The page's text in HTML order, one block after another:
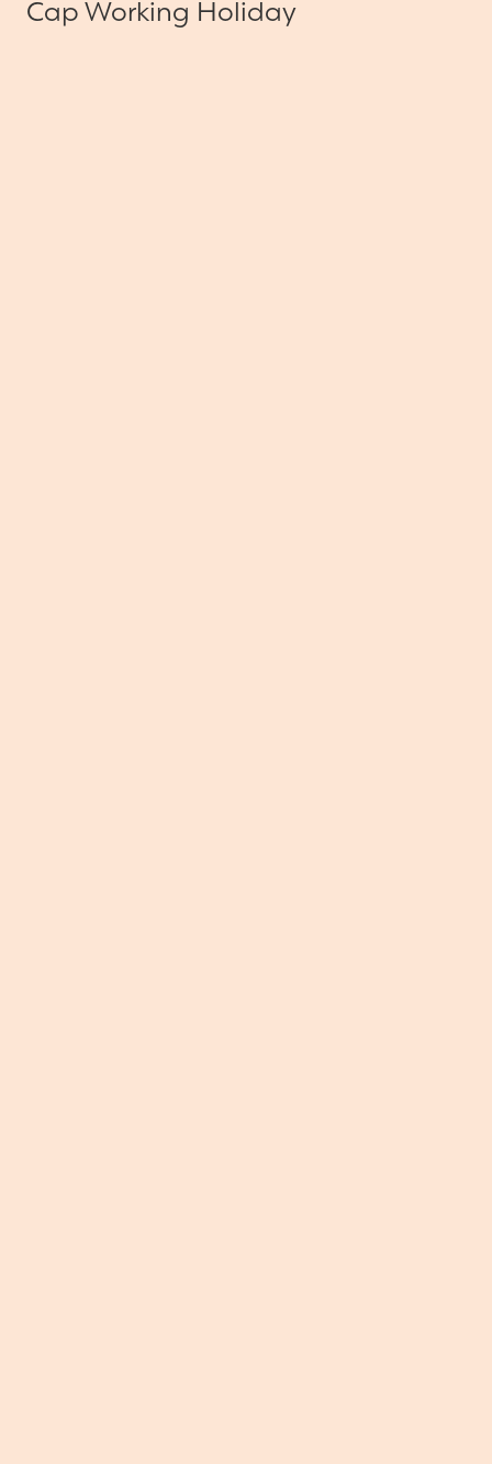
Cap Working Holiday